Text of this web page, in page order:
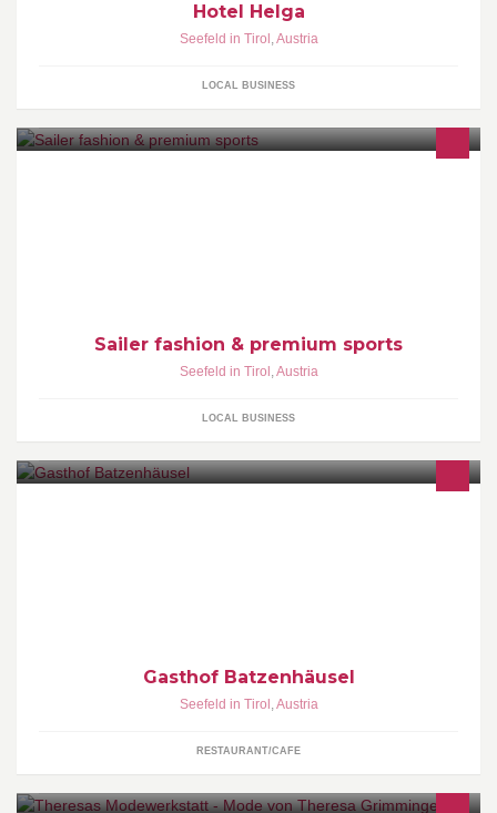
Hotel Helga
Seefeld in Tirol ,Austria
LOCAL BUSINESS
Sailer fashion & premium sports
Seefeld in Tirol ,Austria
LOCAL BUSINESS
Gasthof Batzenhäusel
Seefeld in Tirol ,Austria
RESTAURANT/CAFE